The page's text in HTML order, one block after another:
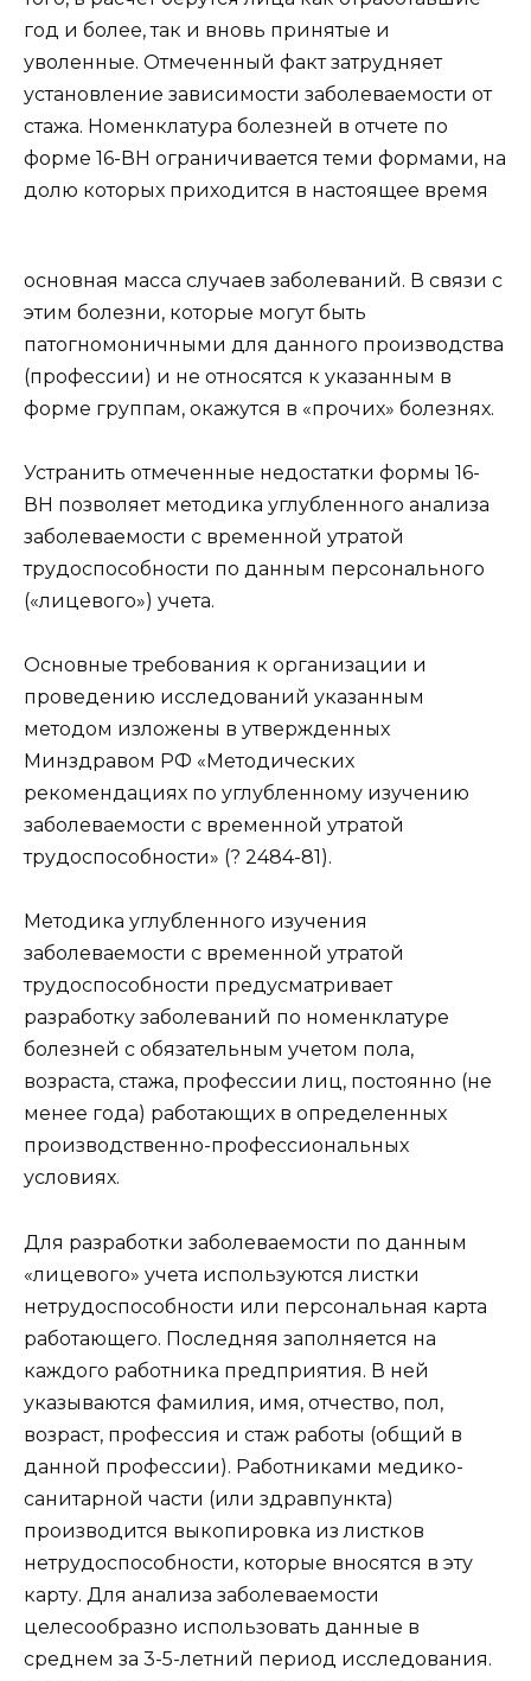
год и более, так и вновь принятые и
уволенные. Отмеченный факт затрудняет
установление зависимости заболеваемости от
стажа. Номенклатура болезней в отчете по
форме 16-ВН ограничивается теми формами, на
долю которых приходится в настоящее время
основная масса случаев заболеваний. В связи с
этим болезни, которые могут быть
патогномоничными для данного производства
(профессии) и не относятся к указанным в
форме группам, окажутся в «прочих» болезнях.
Устранить отмеченные недостатки формы 16-
ВН позволяет методика углубленного анализа
заболеваемости с временной утратой
трудоспособности по данным персонального
(«лицевого») учета.
Основные требования к организации и
проведению исследований указанным
методом изложены в утвержденных
Минздравом РФ «Методических
рекомендациях по углубленному изучению
заболеваемости с временной утратой
трудоспособности» (? 2484-81).
Методика углубленного изучения
заболеваемости с временной утратой
трудоспособности предусматривает
разработку заболеваний по номенклатуре
болезней с обязательным учетом пола,
возраста, стажа, профессии лиц, постоянно (не
менее года) работающих в определенных
производственно-профессиональных
условиях.
Для разработки заболеваемости по данным
«лицевого» учета используются листки
нетрудоспособности или персональная карта
работающего. Последняя заполняется на
каждого работника предприятия. В ней
указываются фамилия, имя, отчество, пол,
возраст, профессия и стаж работы (общий в
данной профессии). Работниками медико-
санитарной части (или здравпункта)
производится выкопировка из листков
нетрудоспособности, которые вносятся в эту
карту. Для анализа заболеваемости
целесообразно использовать данные в
среднем за 3-5-летний период исследования.